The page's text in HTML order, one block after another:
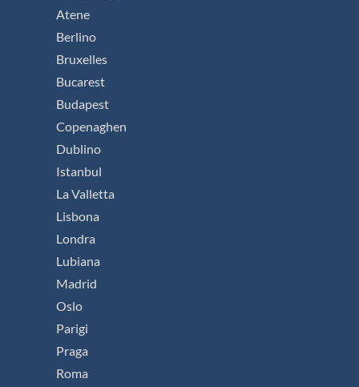
Atene
Berlino
Bruxelles
Bucarest
Budapest
Copenaghen
Dublino
Istanbul
La Valletta
Lisbona
Londra
Lubiana
Madrid
Oslo
Parigi
Praga
Roma